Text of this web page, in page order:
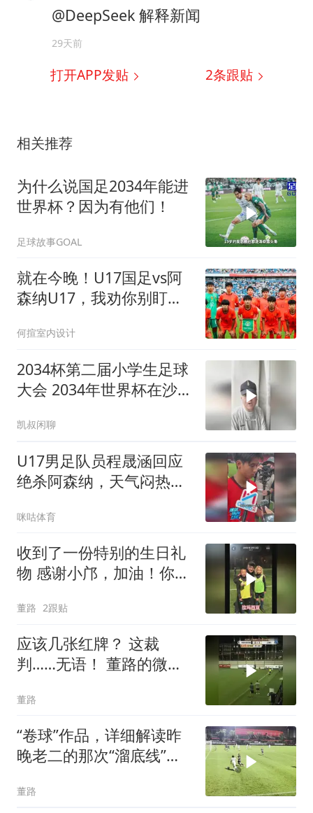
@DeepSeek 解释新闻
29天前
打开APP发贴 2条跟贴
相关推荐
为什么说国足2034年能进
世界杯？因为有他们！
足球故事GOAL
就在今晚！U17国足vs阿
森纳U17，我劝你别盯着
何揎室内设计
2034杯第二届小学生足球
大会 2034年世界杯在沙特
凯叔闲聊
U17男足队员程晟涵回应
绝杀阿森纳，天气闷热不
了
咪咕体育
收到了一份特别的生日礼
物 感谢小邝，加油！你是
球员！
董路 2跟贴
应该几张红牌？ 这裁
判……无语！ 董路的微博
董路
“卷球”作品，详细解读昨
晚老二的那次“溜底线”。
董路